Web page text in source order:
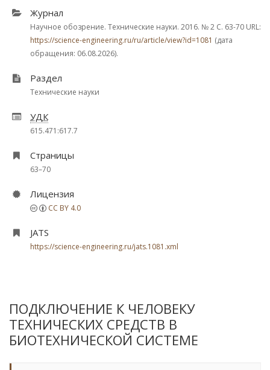
Журнал
Научное обозрение. Технические науки. 2016. № 2 С. 63-70 URL:
https://science-engineering.ru/ru/article/view?id=1081 (дата
обращения: 06.08.2026).
Раздел
Технические науки
УДК
615.471:617.7
Страницы
63–70
Лицензия
CC BY 4.0
JATS
https://science-engineering.ru/jats.1081.xml
ПОДКЛЮЧЕНИЕ К ЧЕЛОВЕКУ
ТЕХНИЧЕСКИХ СРЕДСТВ В
БИОТЕХНИЧЕСКОЙ СИСТЕМЕ